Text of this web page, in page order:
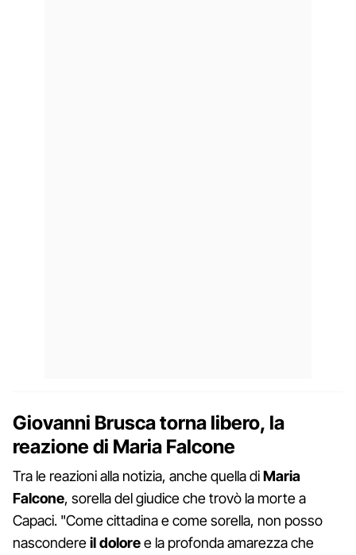
Giovanni Brusca torna libero, la
reazione di Maria Falcone
Tra le reazioni alla notizia, anche quella diMaria
Falcone, sorella del giudice che trovò la morte a
Capaci. "Come cittadina e come sorella, non posso
nascondereildoloree la profonda amarezza che